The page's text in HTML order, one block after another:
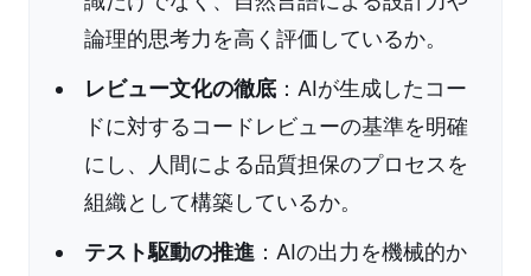
論理的思考力を高く評価しているか。
レビュー文化の徹底 ：AIが生成したコー
ドに対するコードレビューの基準を明確
にし、人間による品質担保のプロセスを
組織として構築しているか。
テスト駆動の推進 ：AIの出力を機械的か